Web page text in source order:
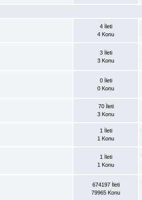
4 İleti
4 Konu
3 İleti
3 Konu
0 İleti
0 Konu
70 İleti
3 Konu
1 İleti
1 Konu
1 İleti
1 Konu
674197 İleti
79965 Konu